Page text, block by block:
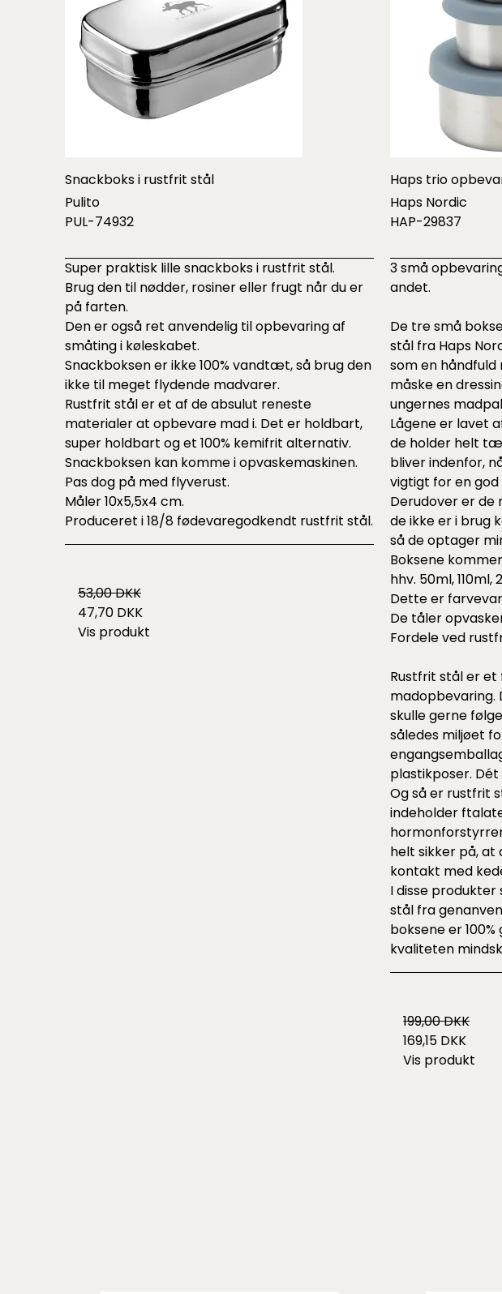
Snackboks i rustfrit stål
Pulito
PUL-74932
Super praktisk lille snackboks i rustfrit stål.
Brug den til nødder, rosiner eller frugt når du er
på farten.
Den er også ret anvendelig til opbevaring af
småting i køleskabet.
Snackboksen er ikke 100% vandtæt, så brug den
ikke til meget flydende madvarer.
Rustfrit stål er et af de absulut reneste
materialer at opbevare mad i. Det er holdbart,
super holdbart og et 100% kemifrit alternativ.
Snackboksen kan komme i opvaskemaskinen.
Pas dog på med flyverust.
Måler 10x5,5x4 cm.
Produceret i 18/8 fødevaregodkendt rustfrit stål.
53,00 DKK
47,70 DKK
Vis produkt
Haps trio
Haps Nordic
HAP-29837
3 små
andet.
De tre små
stål fra Haps
som en håndfuld
måske en
ungernes
Lågene er lavet
de holder helt
bliver indenfor,
vigtigt for en
Derudover er de
de ikke er i brug
så de optager
Boksene
hhv. 50ml, 110ml,
Dette er
De tåler
Fordele ved
Rustfrit stål er
skulle gerne
således miljøet
plastikposer.
Og så er rustfrit
indeholder
helt sikker på, at
kontakt med
I disse
stål fra
boksene er
kvaliteten
199,00 DKK
169,15 DKK
Vis produkt